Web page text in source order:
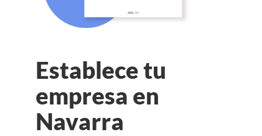
Establece tu
empresa en
Navarra